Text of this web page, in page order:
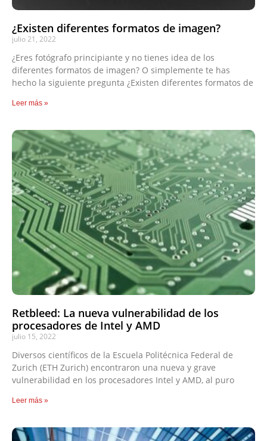
¿Existen diferentes formatos de imagen?
julio 21, 2022
¿Eres fotógrafo principiante y no tienes idea de los
diferentes formatos de imagen? O simplemente te has
hecho la siguiente pregunta ¿Existen diferentes formatos de
Leer más »
Retbleed: La nueva vulnerabilidad de los
procesadores de Intel y AMD
julio 15, 2022
Diversos científicos de la Escuela Politécnica Federal de
Zurich (ETH Zurich) encontraron una nueva y grave
vulnerabilidad en los procesadores Intel y AMD, al puro
Leer más »